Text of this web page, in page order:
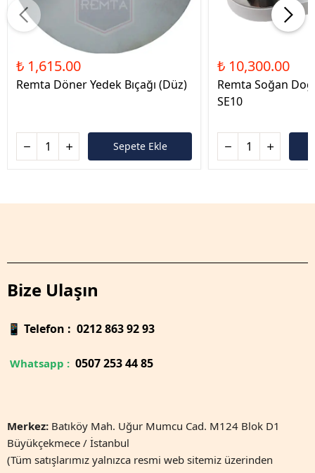
₺ 1,615.00
Remta Döner Yedek Bıçağı (Düz)
Sepete Ekle
₺ 10,300.00
Remta Soğan
SE10
Bize Ulaşın
📱 Telefon : 0212 863 92 93
Whatsapp : 0507 253 44 85
Merkez: Batıköy Mah. Uğur Mumcu Cad. M124 Blok D1
Büyükçekmece / İstanbul
(Tüm satışlarımız yalnızca resmi web sitemiz üzerinden